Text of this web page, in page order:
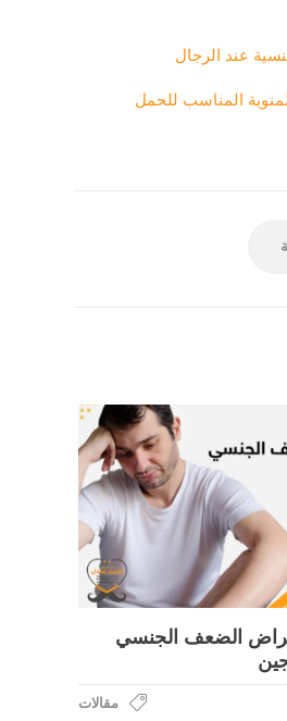
عند الرجال
المناسب للحمل
الضعف الجنسي
مقالات